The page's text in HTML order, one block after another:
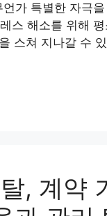
가 특별한 자극
스 해소를 위해
스쳐 지나갈 수
, 계약